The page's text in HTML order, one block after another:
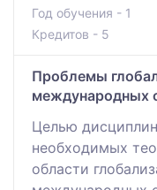
Год обучения - 1
Кредитов - 5
Проблемы
международных
Целью
необходимых
области